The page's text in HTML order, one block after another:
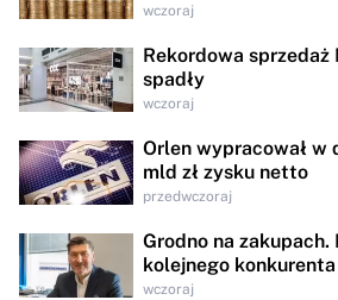
wczoraj
Rekordowa
spadły
wczoraj
Orlen wypracował w
mld zł zysku netto
przedwczoraj
Grodno na zakupach.
kolejnego konkurenta
wczoraj